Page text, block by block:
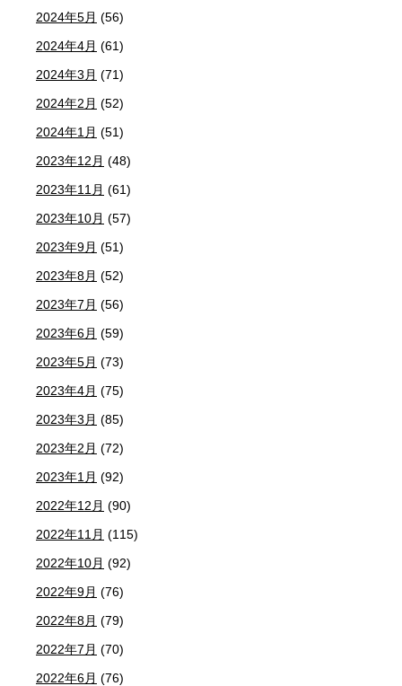
2024年5月 (56)
2024年4月 (61)
2024年3月 (71)
2024年2月 (52)
2024年1月 (51)
2023年12月 (48)
2023年11月 (61)
2023年10月 (57)
2023年9月 (51)
2023年8月 (52)
2023年7月 (56)
2023年6月 (59)
2023年5月 (73)
2023年4月 (75)
2023年3月 (85)
2023年2月 (72)
2023年1月 (92)
2022年12月 (90)
2022年11月 (115)
2022年10月 (92)
2022年9月 (76)
2022年8月 (79)
2022年7月 (70)
2022年6月 (76)